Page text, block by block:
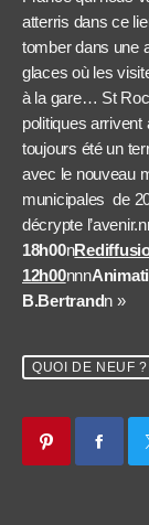
atterris dans ce
tomber dans une
glaces où les
à la gare… St
politiques
toujours été un
avec le nouveau
municipales de
décrypte
18h00n
12h00nnn
B.Bertrandn »
QUOI DE NEUF ?